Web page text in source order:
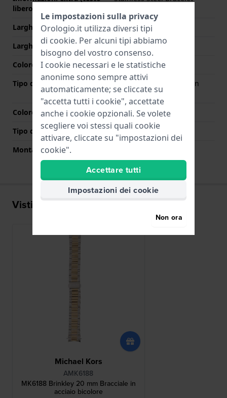
libero)
Larghezza cinturino
20 mm
Larghezza tra Anse
20 mm
Colore cinturino
Bicolore
Tipo di chiusura
Chiusura deployante con
bottoni
Colore Chiusura
Argento
Tipo di montatura
Perni in acciaio
Montatura dritta
Visti di recente
Michael Kors
AMK6188
MK6188 Brinkley 20 mm Bracciale in
acciaio bicolore
Le impostazioni sulla privacy
Orologio.it utilizza diversi tipi
di cookie. Per alcuni tipi abbiamo
bisogno del vostro consenso.
I cookie necessari e le statistiche
anonime sono sempre attivi
automaticamente; se cliccate su
"accetta tutti i cookie", accettate
anche i cookie opzionali. Se volete
scegliere voi stessi quali cookie
attivare, cliccate su "impostazioni dei
cookie".
Accettare tutti
Impostazioni dei cookie
Non ora